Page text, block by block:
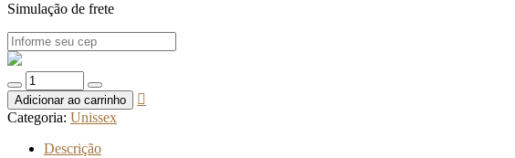
Simulação de frete
Quantidade
de
BENETTON
COLORS
BLACK
Adicionar ao carrinho
Categoria: Unissex
Descrição